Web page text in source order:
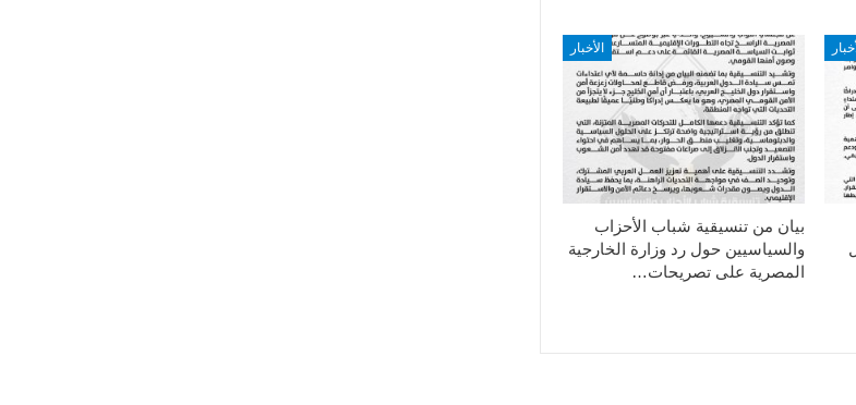
الأخبار
بيان من تنسيقية شباب الأحزاب
والسياسيين حول رد وزارة الخارجية
المصرية على تصريحات…